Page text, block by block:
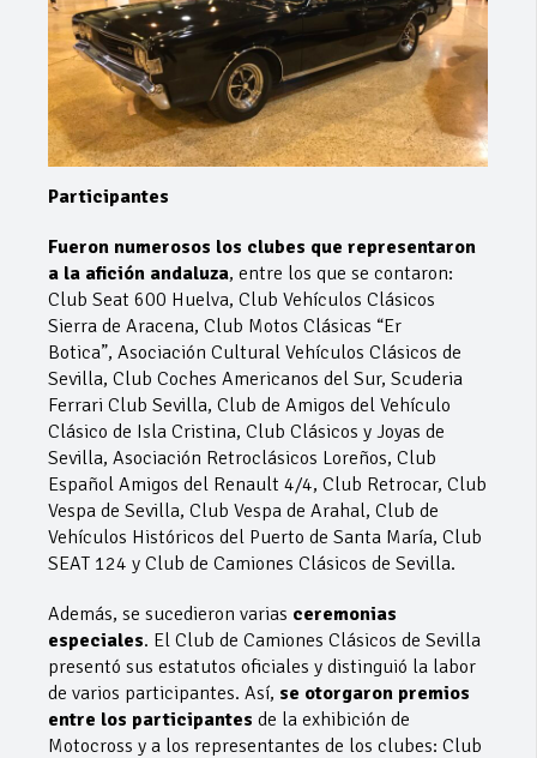
Participantes
Fueron numerosos los clubes que representaron
a la afición andaluza, entre los que se contaron:
Club Seat 600 Huelva, Club Vehículos Clásicos
Sierra de Aracena, Club Motos Clásicas “Er
Botica”, Asociación Cultural Vehículos Clásicos de
Sevilla, Club Coches Americanos del Sur, Scuderia
Ferrari Club Sevilla, Club de Amigos del Vehículo
Clásico de Isla Cristina, Club Clásicos y Joyas de
Sevilla, Asociación Retroclásicos Loreños, Club
Español Amigos del Renault 4/4, Club Retrocar, Club
Vespa de Sevilla, Club Vespa de Arahal, Club de
Vehículos Históricos del Puerto de Santa María, Club
SEAT 124 y Club de Camiones Clásicos de Sevilla.
Además, se sucedieron varias ceremonias
especiales. El Club de Camiones Clásicos de Sevilla
presentó sus estatutos oficiales y distinguió la labor
de varios participantes. Así, se otorgaron premios
entre los participantes de la exhibición de
Motocross y a los representantes de los clubes: Club